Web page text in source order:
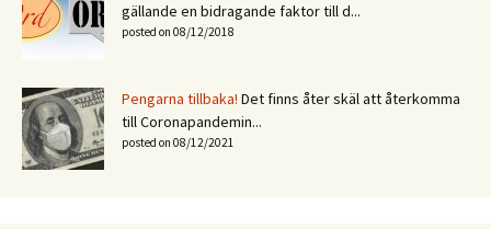
gällande en bidragande faktor till d...
posted on 08/12/2018
Pengarna tillbaka! Det finns åter skäl att återkomma
till Coronapandemin...
posted on 08/12/2021